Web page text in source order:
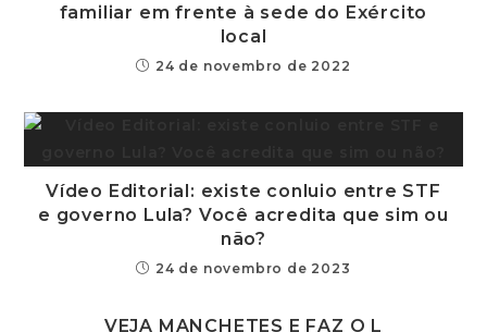
familiar em frente à sede do Exército
local
24 de novembro de 2022
Vídeo Editorial: existe conluio entre STF
e governo Lula? Você acredita que sim ou
não?
24 de novembro de 2023
VEJA MANCHETES E FAZ O L